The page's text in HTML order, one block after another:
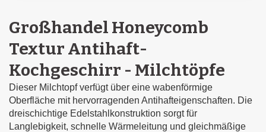
Großhandel Honeycomb
Textur Antihaft-
Kochgeschirr - Milchtöpfe
Dieser Milchtopf verfügt über eine wabenförmige
Oberfläche mit hervorragenden Antihafteigenschaften. Die
dreischichtige Edelstahlkonstruktion sorgt für
Langlebigkeit, schnelle Wärmeleitung und gleichmäßige